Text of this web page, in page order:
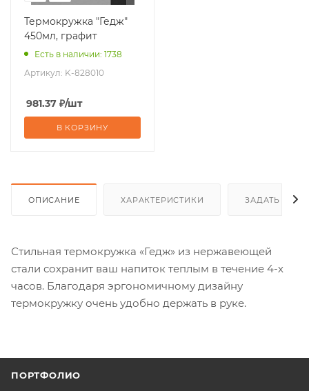
Термокружка "Гедж"
450мл, графит
Есть в наличии: 1738
Артикул: K-828010
981.37 ₽/шт
В КОРЗИНУ
ОПИСАНИЕ ХАРАКТЕРИСТИКИ ЗАДАТЬ
Стильная термокружка «Гедж» из нержавеющей
стали сохранит ваш напиток теплым в течение 4-х
часов. Благодаря эргономичному дизайну
термокружку очень удобно держать в руке.
ПОРТФОЛИО